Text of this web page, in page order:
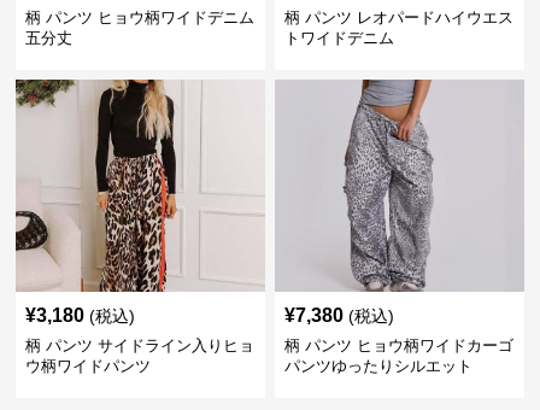
柄 パンツ ヒョウ柄ワイドデニム
五分丈
柄 パンツ レオパードハイウエス
トワイドデニム
¥3,180 (税込)
柄 パンツ サイドライン入りヒョ
ウ柄ワイドパンツ
¥7,380 (税込)
柄 パンツ ヒョウ柄ワイドカーゴ
パンツゆったりシルエット